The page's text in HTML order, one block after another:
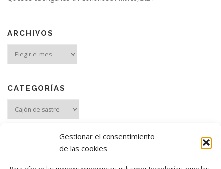
Gestionar el consentimiento
de las cookies
ARCHIVOS
CATEGORÍAS